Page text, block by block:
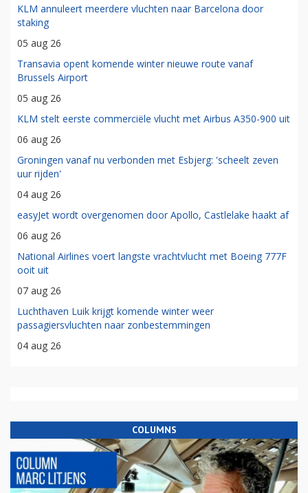
KLM annuleert meerdere vluchten naar Barcelona door
staking
05 aug 26
Transavia opent komende winter nieuwe route vanaf
Brussels Airport
05 aug 26
KLM stelt eerste commerciële vlucht met Airbus A350-900 uit
06 aug 26
Groningen vanaf nu verbonden met Esbjerg: 'scheelt zeven
uur rijden'
04 aug 26
easyJet wordt overgenomen door Apollo, Castlelake haakt af
06 aug 26
National Airlines voert langste vrachtvlucht met Boeing 777F
ooit uit
07 aug 26
Luchthaven Luik krijgt komende winter weer
passagiersvluchten naar zonbestemmingen
04 aug 26
COLUMNS